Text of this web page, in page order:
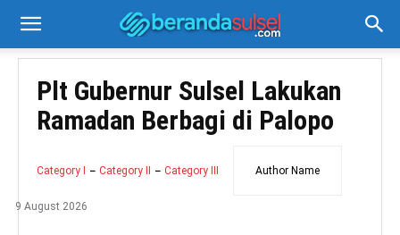
Plt Gubernur Sulsel Lakukan
Ramadan Berbagi di Palopo
Category I Category II Category III Author Name
9 August 2026